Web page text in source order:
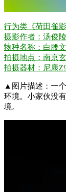
行为类《荷田雀影
摄影作者：汤俊陵
物种名称：白腰
拍摄地点：南京
拍摄器材：尼康
▲图片描述：一
环境。小家伙没
境。